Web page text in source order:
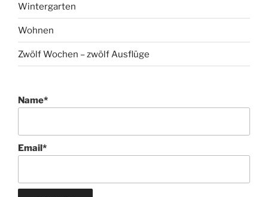
Wintergarten
Wohnen
Zwölf Wochen – zwölf Ausflüge
Name*
Email*